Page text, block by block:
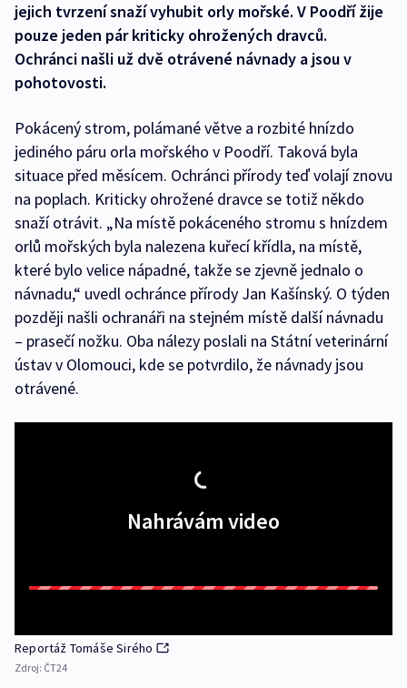
jejich tvrzení snaží vyhubit orly mořské. V Poodří žije
pouze jeden pár kriticky ohrožených dravců.
Ochránci našli už dvě otrávené návnady a jsou v
pohotovosti.
Pokácený strom, polámané větve a rozbité hnízdo
jediného páru orla mořského v Poodří. Taková byla
situace před měsícem. Ochránci přírody teď volají znovu
na poplach. Kriticky ohrožené dravce se totiž někdo
snaží otrávit. „Na místě pokáceného stromu s hnízdem
orlů mořských byla nalezena kuřecí křídla, na místě,
které bylo velice nápadné, takže se zjevně jednalo o
návnadu,“ uvedl ochránce přírody Jan Kašínský. O týden
později našli ochranáři na stejném místě další návnadu
– prasečí nožku. Oba nálezy poslali na Státní veterinární
ústav v Olomouci, kde se potvrdilo, že návnady jsou
otrávené.
Nahrávám video
Reportáž Tomáše Sirého
Zdroj: ČT24